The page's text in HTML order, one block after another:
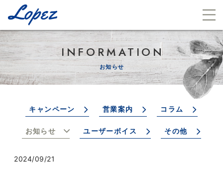
INFORMATION
お知らせ
キャンペーン 営業案内 コラム
お知らせ ユーザーボイス その他
2024/09/21